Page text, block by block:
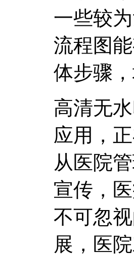
一些较
流程图
体步骤
高清无
应用，
从医院
宣传，
不可忽
展，医